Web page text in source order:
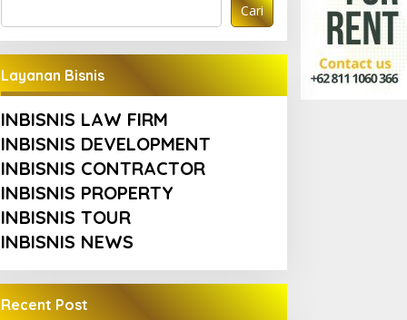
Cari
Layanan Bisnis
INBISNIS LAW FIRM
INBISNIS DEVELOPMENT
INBISNIS CONTRACTOR
INBISNIS PROPERTY
INBISNIS TOUR
INBISNIS NEWS
Recent Post